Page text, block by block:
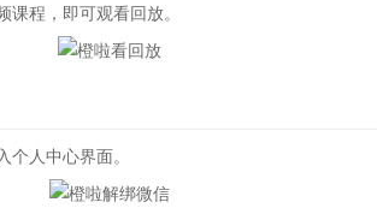
程，即可观看回放。
人中心界面。